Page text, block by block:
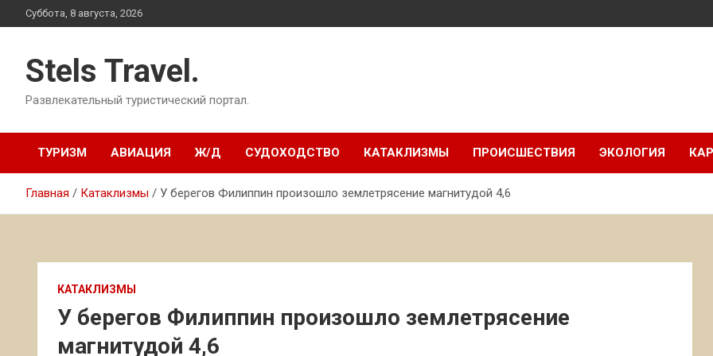
Перейти
к
Суббота, 8 августа, 2026
Stels Travel.
Развлекательный туристический портал.
ТУРИЗМ АВИАЦИЯ Ж/Д СУДОХОДСТВО КАТАКЛИЗМЫ ПРОИСШЕСТВИЯ ЭКОЛОГИЯ
Главная Катаклизмы У берегов Филиппин произошло землетрясение магнитудой 4,6
КАТАКЛИЗМЫ
У берегов Филиппин произошло землетрясение
магнитудой 4,6